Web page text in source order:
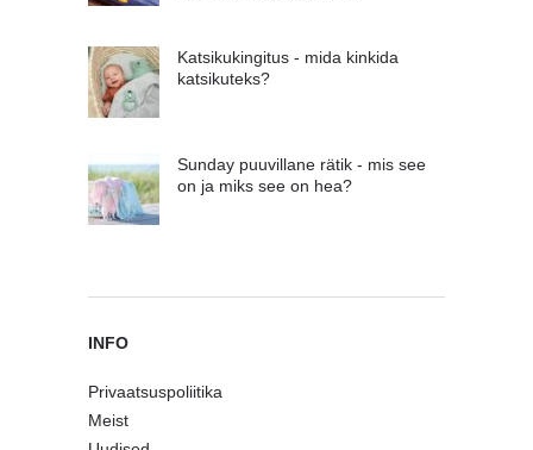
Katsikukingitus - mida kinkida
katsikuteks?
Sunday puuvillane rätik - mis see
on ja miks see on hea?
INFO
Privaatsuspoliitika
Meist